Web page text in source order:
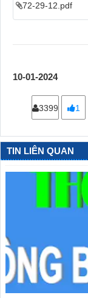
72-29-12.pdf
10-01-2024
3399 1
TIN LIÊN QUAN